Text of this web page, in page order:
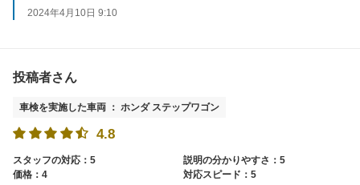
2024年4月10日 9:10
投稿者さん
車検を実施した車両 ： ホンダ ステップワゴン
4.8
スタッフの対応：5
説明の分かりやすさ：5
価格：4
対応スピード：5